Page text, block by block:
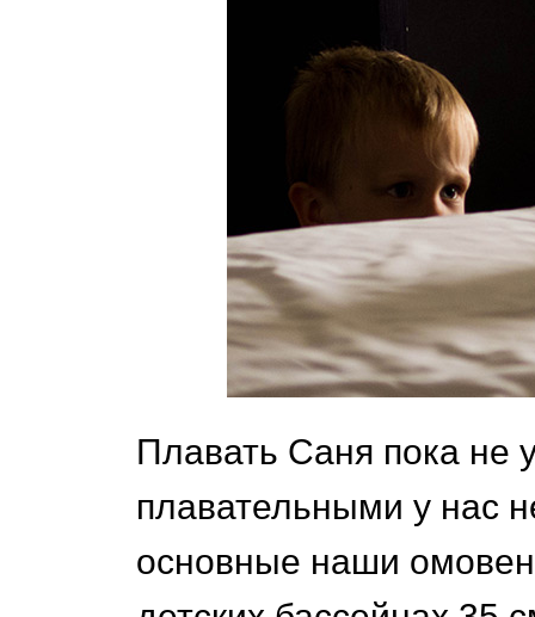
Плавать Саня пока не
плавательными у нас
основные наши